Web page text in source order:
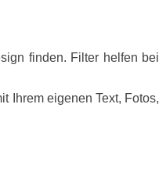
finden. Filter helfen bei
Ihrem eigenen Text, Fotos,